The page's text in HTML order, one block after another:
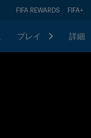
FIFA REWARDS FIFA+
プレイ 詳細